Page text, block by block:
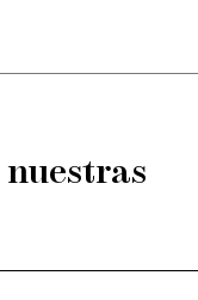
nuestras